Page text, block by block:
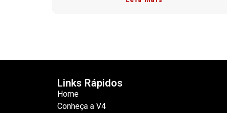
Links Rápidos
Home
Conheça a V4